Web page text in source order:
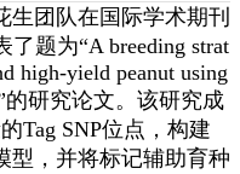
生团队在国际学术期刊
题为“A breeding strat
high-yield peanut using
的研究论文。该研究成
Tag SNP位点，构建
型，并将标记辅助育种